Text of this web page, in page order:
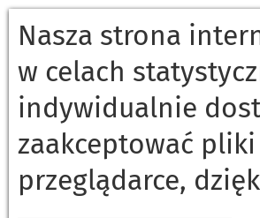
Nasza strona
w celach
indywidualnie
zaakceptować
przeglądarce,